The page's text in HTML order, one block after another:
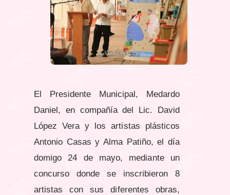
El Presidente Municipal, Medardo
Daniel, en compañía del Lic. David
López Vera y los artistas plásticos
Antonio Casas y Alma Patiño, el día
domigo 24 de mayo, mediante un
concurso donde se inscribieron 8
artistas con sus diferentes obras,